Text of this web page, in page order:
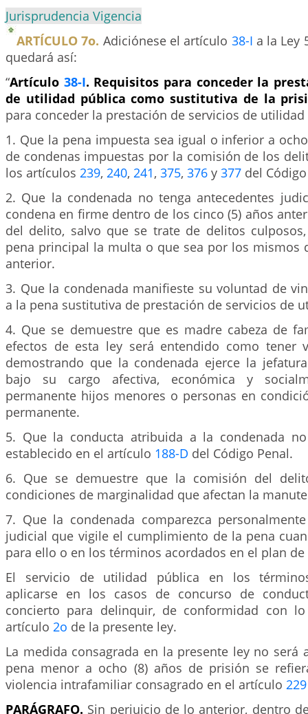
Jurisprudencia Vigencia
ARTÍCULO 7o. Adiciónese el artículo 38-I a la Ley
quedará así:
“Artículo 38-I. Requisitos para conceder la
de utilidad pública como sustitutiva de la
para conceder la prestación de servicios de
1. Que la pena impuesta sea igual o inferior a
de condenas impuestas por la comisión de los
los artículos 239, 240, 241, 375, 376 y 377 del
2. Que la condenada no tenga antecedentes
condena en firme dentro de los cinco (5) años
del delito, salvo que se trate de delitos
pena principal la multa o que sea por los mismos
anterior.
3. Que la condenada manifieste su voluntad de
a la pena sustitutiva de prestación de servicios de
4. Que se demuestre que es madre cabeza de
efectos de esta ley será entendido como tener
demostrando que la condenada ejerce la
bajo su cargo afectiva, económica y
permanente hijos menores o personas en
permanente.
5. Que la conducta atribuida a la condenada
establecido en el artículo 188-D del Código Penal.
6. Que se demuestre que la comisión del
condiciones de marginalidad que afectan la
7. Que la condenada comparezca
judicial que vigile el cumplimiento de la pena
para ello o en los términos acordados en el plan
El servicio de utilidad pública en los
aplicarse en los casos de concurso de
concierto para delinquir, de conformidad con
artículo 2o de la presente ley.
La medida consagrada en la presente ley no será
pena menor a ocho (8) años de prisión se
violencia intrafamiliar consagrado en el artículo 229
PARÁGRAFO. Sin perjuicio de lo anterior, dentro